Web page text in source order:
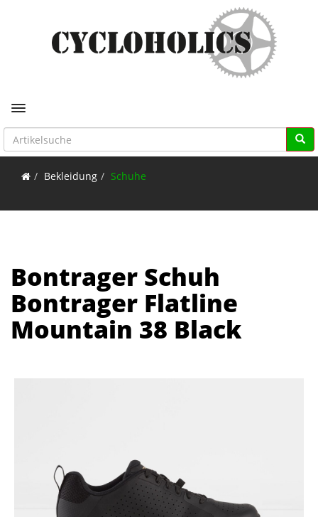
Toggle navigation
Bekleidung Schuhe
Bontrager Schuh
Bontrager Flatline
Mountain 38 Black